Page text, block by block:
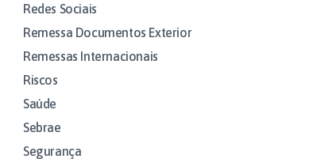
Redes Sociais
Remessa Documentos Exterior
Remessas Internacionais
Riscos
Saúde
Sebrae
Segurança